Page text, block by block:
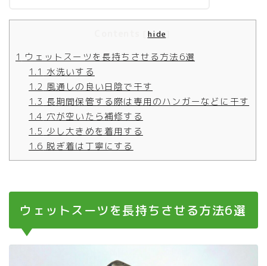
hide
1 ウェットスーツを長持ちさせる方法6選
1.1 水洗いする
1.2 風通しの良い日陰で干す
1.3 長期間保管する際は専用のハンガーなどに干す
1.4 穴が空いたら補修する
1.5 少し大きめを着用する
1.6 脱ぎ着は丁寧にする
ウェットスーツを長持ちさせる方法6選